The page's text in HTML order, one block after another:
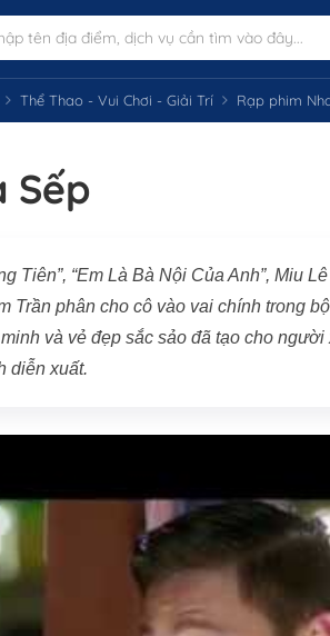
Thể Thao - Vui Chơi - Giải Trí Rạp phim
Sếp
Tiên”, “Em Là Bà Nội Của Anh”, Miu
phân cho cô vào vai chính trong
và vẻ đẹp sắc sảo đã tạo cho
diễn xuất.